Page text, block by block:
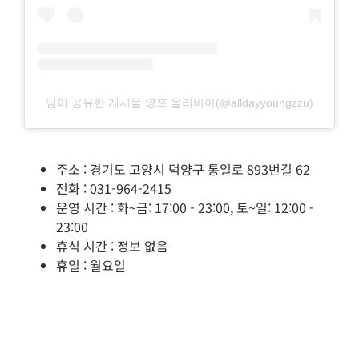
님이 공유한 게시물 영쯔 올리비아(@alldayyoungzzu)
주소 : 경기도 고양시 덕양구 통일로 893번길 62
전화 : 031-964-2415
운영 시간 : 화~금: 17:00 - 23:00, 토~일: 12:00 -
23:00
휴식 시간 : 정보 없음
휴일 : 월요일